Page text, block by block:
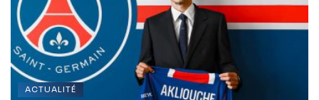
ACTUALITÉ